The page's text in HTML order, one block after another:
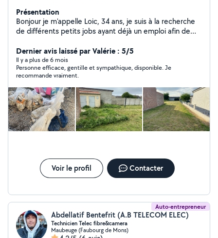
Présentation
Bonjour je m'appelle Loic, 34 ans, je suis à la recherche
de différents petits jobs ayant déjà un emploi afin de
ainsi payer nos travaux de maison étant jeune
propriétaire d'une maison en rénovation !
Dernier avis laissé par Valérie : 5/5
Il y a plus de 6 mois
Personne efficace, gentille et sympathique, disponible. Je
recommande vraiment.
Voir le profil Contacter
Auto-entrepreneur
Abdellatif Bentefrit (A.B TELECOM ELEC)
Technicien Telec fibre&camera
Maubeuge (Faubourg de Mons)